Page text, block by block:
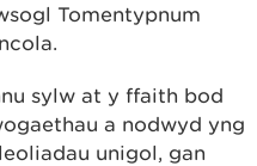
Tomentypnum
sylw at y ffaith bod
a nodwyd yng
unigol, gan